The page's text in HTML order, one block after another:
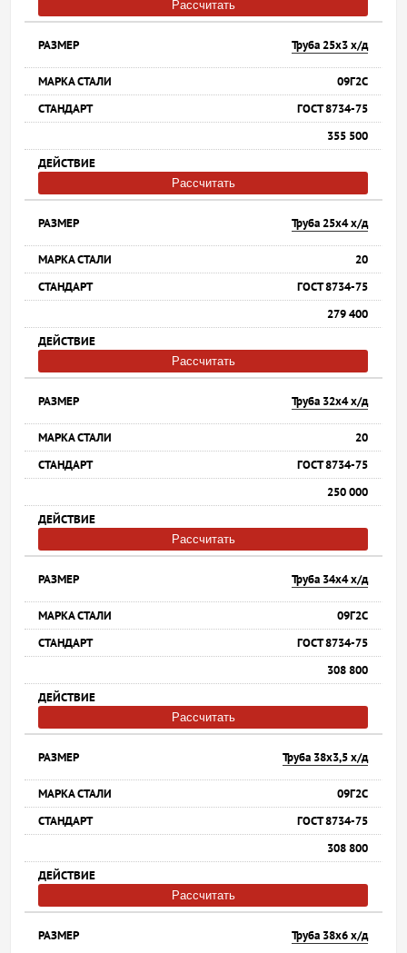
Рассчитать
Труба 25х3 х/д
09Г2С
ГОСТ 8734-75
355 500
Рассчитать
Труба 25х4 х/д
20
ГОСТ 8734-75
279 400
Рассчитать
Труба 32х4 х/д
20
ГОСТ 8734-75
250 000
Рассчитать
Труба 34х4 х/д
09Г2С
ГОСТ 8734-75
308 800
Рассчитать
Труба 38х3,5 х/д
09Г2С
ГОСТ 8734-75
308 800
Рассчитать
Труба 38х6 х/д